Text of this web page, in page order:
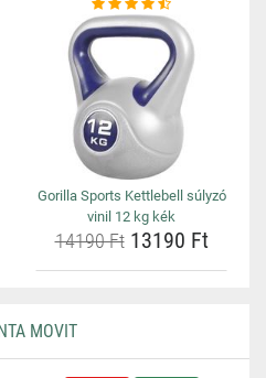
Gorilla Sports Kettlebell súlyzó
vinil 12 kg kék
14190 Ft13190 Ft
MOVIT